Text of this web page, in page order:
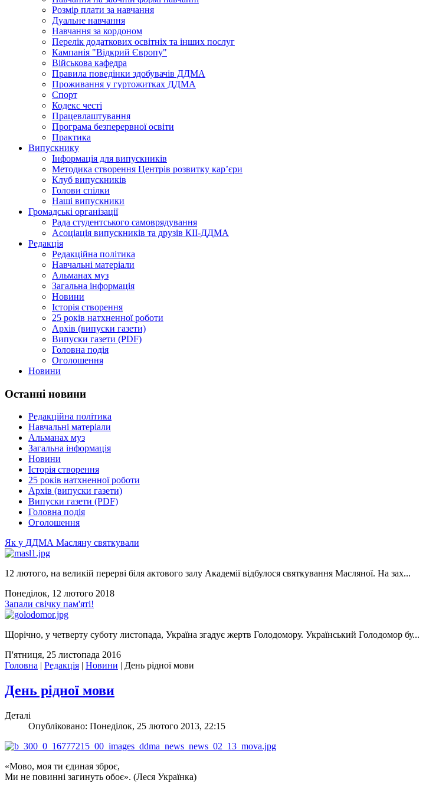
Розмір плати за навчання
Дуальне навчання
Навчання за кордоном
Перелік додаткових освітніх та інших послуг
Кампанія "Відкрий Європу"
Військова кафедра
Правила поведінки здобувачів ДДМА
Проживання у гуртожитках ДДМА
Спорт
Кодекс честі
Працевлаштування
Програма безперервної освіти
Практика
Випускнику
Інформація для випускників
Методика створення Центрів розвитку кар’єри
Клуб випускників
Голови спілки
Наші випускники
Громадські організації
Рада студентського самоврядування
Асоціація випускників та друзів КІІ-ДДМА
Редакція
Редакційна політика
Навчальні матеріали
Альманах муз
Загальна інформація
Новини
Історія створення
25 років натхненної роботи
Архів (випуски газети)
Випуски газети (PDF)
Головна подія
Оголошення
Новини
Останні новини
Редакційна політика
Навчальні матеріали
Альманах муз
Загальна інформація
Новини
Історія створення
25 років натхненної роботи
Архів (випуски газети)
Випуски газети (PDF)
Головна подія
Оголошення
Як у ДДМА Масляну святкували
12 лютого, на великій перерві біля актового залу Академії відбулося святкування Масляної. На зах...
Понеділок, 12 лютого 2018
Запали свічку пам'яті!
Щорічно, у четверту суботу листопада, Україна згадує жертв Голодомору. Український Голодомор бу...
П'ятниця, 25 листопада 2016
Головна | Редакція | Новини | День рідної мови
День рідної мови
Деталі
Опубліковано: Понеділок, 25 лютого 2013, 22:15
«Мово, моя ти єдиная зброє,
Ми не повинні загинуть обоє». (Леся Українка)